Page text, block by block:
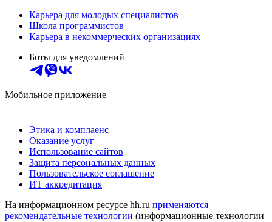
Карьера для молодых специалистов
Школа программистов
Карьера в некоммерческих организациях
Боты для уведомлений
Мобильное приложение
Этика и комплаенс
Оказание услуг
Использование сайтов
Защита персональных данных
Пользовательское соглашение
ИТ аккредитация
На информационном ресурсе hh.ru применяются
рекомендательные технологии (информационные технологии